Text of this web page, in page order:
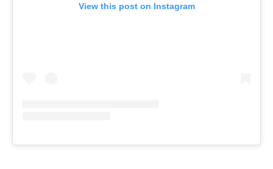
View this post on Instagram